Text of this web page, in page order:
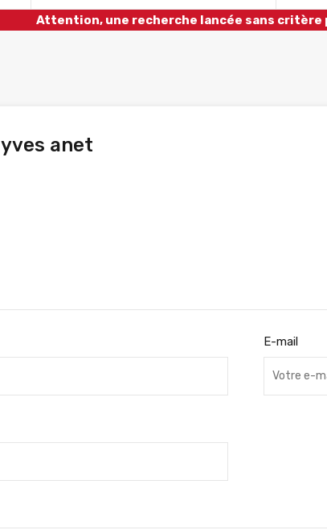
Attention, une recherche lancée sans
yves anet
E-mail